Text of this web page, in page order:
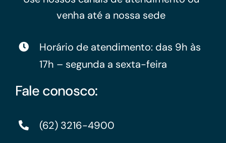
venha até a nossa sede
Horário de atendimento: das 9h às
17h – segunda a sexta-feira
Fale conosco:
(62) 3216-4900